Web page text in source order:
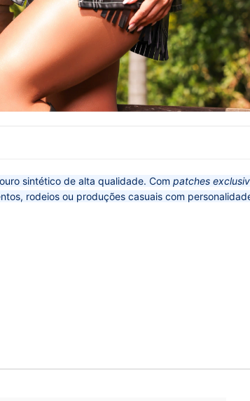
sintético de alta qualidade. Com patches
rodeios ou produções casuais com